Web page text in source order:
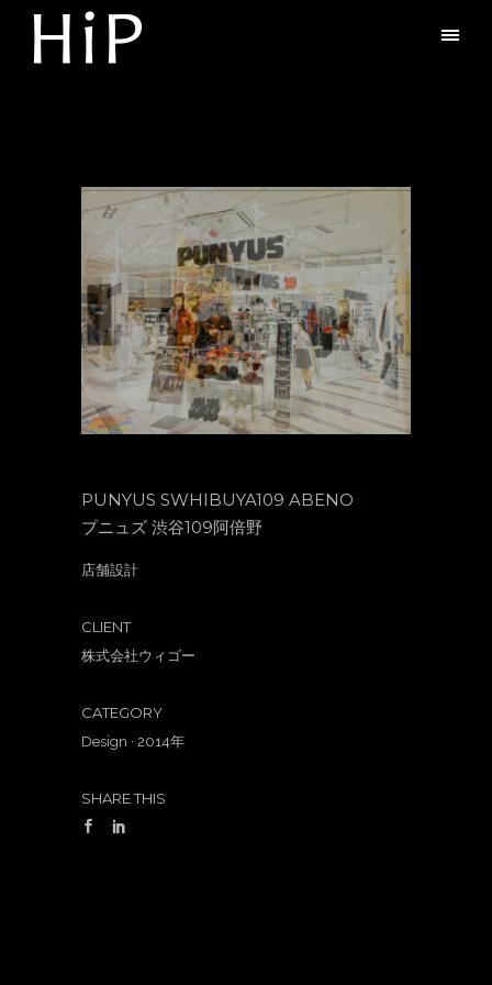
PUNYUS SWHIBUYA109 ABENO
プニュズ 渋谷109阿倍野
店舗設計
CLIENT
株式会社ウィゴー
CATEGORY
Design · 2014年
SHARE THIS